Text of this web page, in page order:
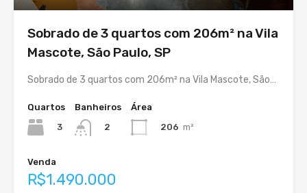
Sobrado de 3 quartos com 206m² na Vila
Mascote, São Paulo, SP
Sobrado de 3 quartos com 206m² na Vila Mascote, São…
Quartos
3
Banheiros
2
Área
206 m²
Venda
R$1.490.000